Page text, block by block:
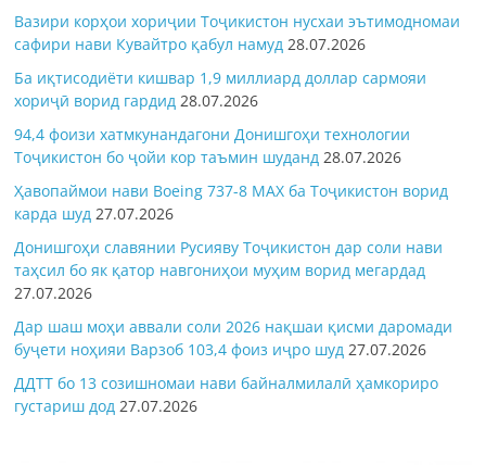
Вазири корҳои хориҷии Тоҷикистон нусхаи эътимодномаи
сафири нави Кувайтро қабул намуд 28.07.2026
Ба иқтисодиёти кишвар 1,9 миллиард доллар сармояи
хориҷӣ ворид гардид 28.07.2026
94,4 фоизи хатмкунандагони Донишгоҳи технологии
Тоҷикистон бо ҷойи кор таъмин шуданд 28.07.2026
Ҳавопаймои нави Boeing 737-8 MAX ба Тоҷикистон ворид
карда шуд 27.07.2026
Донишгоҳи славянии Русияву Тоҷикистон дар соли нави
таҳсил бо як қатор навгониҳои муҳим ворид мегардад
27.07.2026
Дар шаш моҳи аввали соли 2026 нақшаи қисми даромади
буҷети ноҳияи Варзоб 103,4 фоиз иҷро шуд 27.07.2026
ДДТТ бо 13 созишномаи нави байналмилалӣ ҳамкориро
густариш дод 27.07.2026